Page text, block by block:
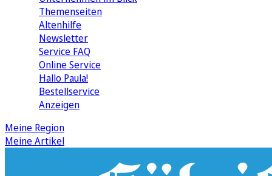
Themenseiten
Altenhilfe
Newsletter
Service FAQ
Online Service
Hallo Paula!
Bestellservice
Anzeigen
Meine Region
Meine Artikel